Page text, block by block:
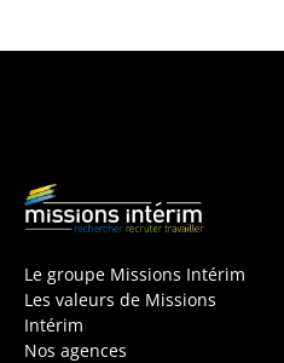
Le groupe Missions Intérim
Les valeurs de Missions
Intérim
Nos agences